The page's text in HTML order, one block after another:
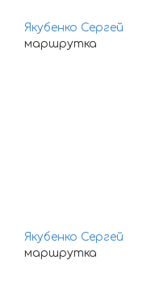
Якубенко Сергей
маршрутка
Якубенко Сергей
маршрутка